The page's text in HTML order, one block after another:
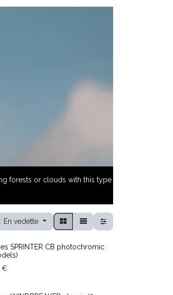
forests or clouds with this type
En vedette
SPRINTER CB photochromic
€